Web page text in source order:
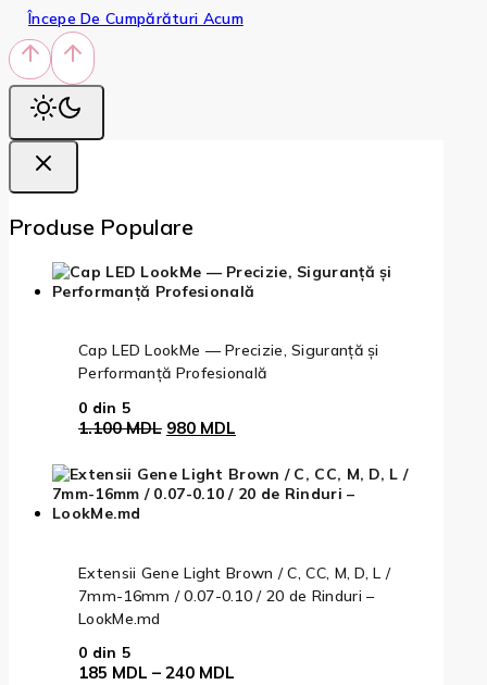
Începe De Cumpărături Acum
Produse Populare
Cap LED LookMe — Precizie, Siguranță și
Performanță Profesională
0 din 5
1.100MDL Prețul
a
fost:
980 MDL
este:
980 MDL.
Extensii Gene Light Brown / C, CC, M, D, L /
7mm-16mm / 0.07-0.10 / 20 de Rinduri –
LookMe.md
0 din 5
185 MDL – 240 MDL